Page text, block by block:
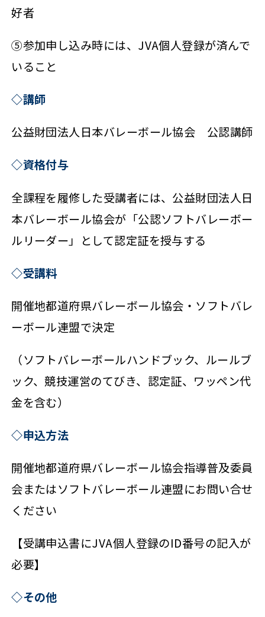
好者
⑤参加申し込み時には、JVA個人登録が済んで
いること
◇講師
公益財団法人日本バレーボール協会 公認講師
◇資格付与
全課程を履修した受講者には、公益財団法人日
本バレーボール協会が「公認ソフトバレーボー
ルリーダー」として認定証を授与する
◇受講料
開催地都道府県バレーボール協会・ソフトバレ
ーボール連盟で決定
（ソフトバレーボールハンドブック、ルールブ
ック、競技運営のてびき、認定証、ワッペン代
金を含む）
◇申込方法
開催地都道府県バレーボール協会指導普及委員
会またはソフトバレーボール連盟にお問い合せ
ください
【受講申込書にJVA個人登録のID番号の記入が
必要】
◇その他